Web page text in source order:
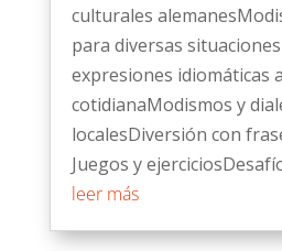
culturales
para diversas
expresiones idiomáticas
cotidianaModismos y
localesDiversión con
Juegos y
leer más